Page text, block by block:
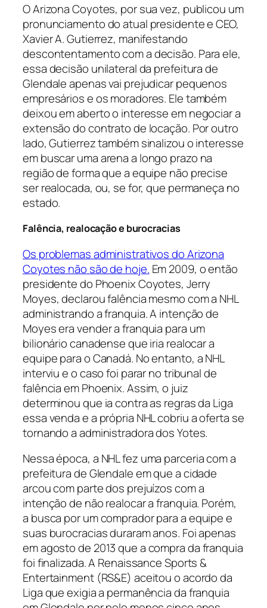
O Arizona Coyotes, por sua vez, publicou um
pronunciamento do atual presidente e CEO,
Xavier A. Gutierrez, manifestando
descontentamento com a decisão. Para ele,
essa decisão unilateral da prefeitura de
Glendale apenas vai prejudicar pequenos
empresários e os moradores. Ele também
deixou em aberto o interesse em negociar a
extensão do contrato de locação. Por outro
lado, Gutierrez também sinalizou o interesse
em buscar uma arena a longo prazo na
região de forma que a equipe não precise
ser realocada, ou, se for, que permaneça no
estado.
Falência, realocação e burocracias
Os problemas administrativos do Arizona
Coyotes não são de hoje. Em 2009, o então
presidente do Phoenix Coyotes, Jerry
Moyes, declarou falência mesmo com a NHL
administrando a franquia. A intenção de
Moyes era vender a franquia para um
bilionário canadense que iria realocar a
equipe para o Canadá. No entanto, a NHL
interviu e o caso foi parar no tribunal de
falência em Phoenix. Assim, o juiz
determinou que ia contra as regras da Liga
essa venda e a própria NHL cobriu a oferta se
tornando a administradora dos Yotes.
Nessa época, a NHL fez uma parceria com a
prefeitura de Glendale em que a cidade
arcou com parte dos prejuízos com a
intenção de não realocar a franquia. Porém,
a busca por um comprador para a equipe e
suas burocracias duraram anos. Foi apenas
em agosto de 2013 que a compra da franquia
foi finalizada. A Renaissance Sports &
Entertainment (RS&E) aceitou o acordo da
Liga que exigia a permanência da franquia